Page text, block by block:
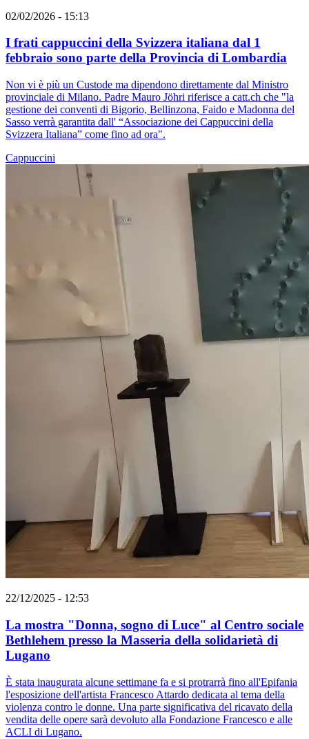
02/02/2026 - 15:13
I frati cappuccini della Svizzera italiana dal 1
febbraio sono parte della Provincia di Lombardia
Non vi è più un Custode ma dipendono direttamente dal Ministro
provinciale di Milano. Padre Mauro Jöhri riferisce a catt.ch che "la
gestione dei conventi di Bigorio, Bellinzona, Faido e Madonna del
Sasso verrà garantita dall' “Associazione dei Cappuccini della
Svizzera Italiana” come fino ad ora".
Cappuccini
22/12/2025 - 12:53
La mostra "Donna, sogno di Luce" al Centro sociale
Bethlehem presso la Masseria della solidarietà di
Lugano
È stata inaugurata alcune settimane fa e si protrarrà fino all'Epifania
l'esposizione dell'artista Francesco Attardo dedicata al tema della
violenza contro le donne. Una parte significativa del ricavato della
vendita delle opere sarà devoluto alla Fondazione Francesco e alle
ACLI di Lugano.